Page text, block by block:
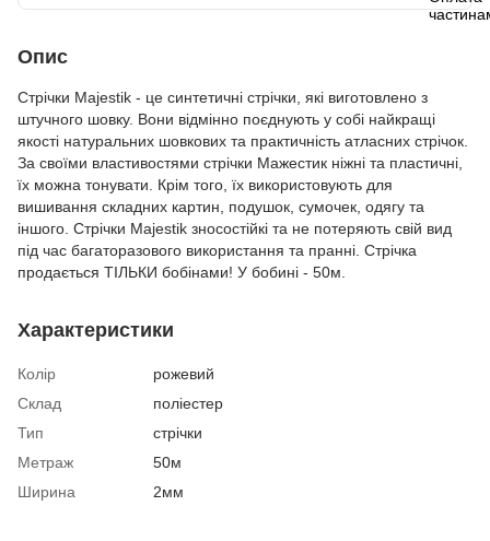
Опис
Стрічки Majestik - це синтетичні стрічки, які виготовлено з
штучного шовку. Вони відмінно поєднують у собі найкращі
якості натуральних шовкових та практичність атласних стрічок.
За своїми властивостями стрічки Мажестик ніжні та пластичні,
їх можна тонувати. Крім того, їх використовують для
вишивання складних картин, подушок, сумочек, одягу та
іншого. Стрічки Majestik зносостійкі та не потеряють свій вид
під час багаторазового використання та пранні. Стрічка
продається ТІЛЬКИ бобінами! У бобині - 50м.
Характеристики
Колір
рожевий
Склад
поліестер
Тип
стрічки
Метраж
50м
Ширина
2мм